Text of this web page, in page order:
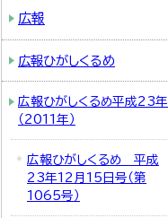
広報
広報ひがしくるめ
広報ひがしくるめ平成23年
（2011年）
広報ひがしくるめ 平成
23年12月15日号（第
1065号）